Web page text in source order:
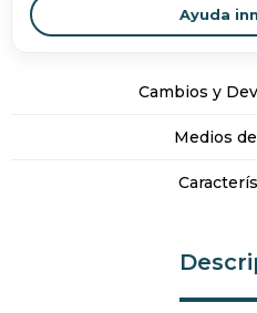
Ayuda
Cambios y
Medios